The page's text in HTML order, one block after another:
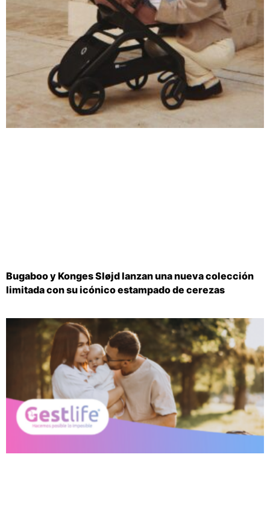
Bugaboo y Konges Sløjd lanzan una nueva colección
limitada con su icónico estampado de cerezas